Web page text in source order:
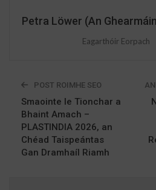
Petra Löwer (An
Eagarthóir Eorpach
POST ROIMHE SEO
Smaointe le Tionchar a
Bhaint Amach –
PLASTINDIA 2026, an
Chéad Taispeántas
Gan Dramhaíl Riamh